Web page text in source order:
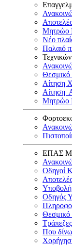
Μητρώο
Νέο
Παλαιό
Θεσμικό
Αίτηση
Αίτηση
Μητρώο
ΕΠΑΣ
Oδηγοί
Υποβολή
Οδηγός
Θεσμικό
Που δίνω